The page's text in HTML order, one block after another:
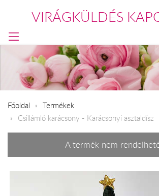
VIRÁGKÜLDÉS
Főoldal
Termékek
Csillámló karácsony - Karácsonyi asztaldísz
A termék nem